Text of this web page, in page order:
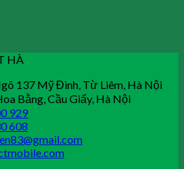
HÀ
137 Mỹ Đình, Từ Liêm, Hà Nội
Bằng, Cầu Giấy, Hà Nội
929
608